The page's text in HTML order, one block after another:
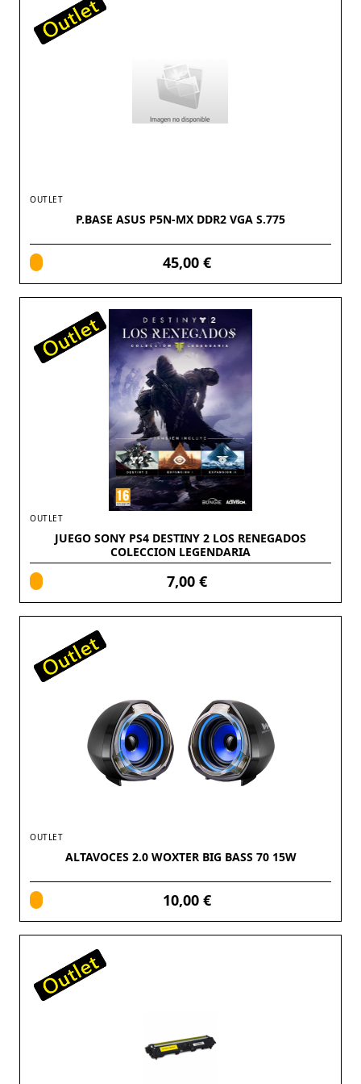
OUTLET
P.BASE ASUS P5N-MX DDR2 VGA S.775
45,00 €
OUTLET
JUEGO SONY PS4 DESTINY 2 LOS RENEGADOS
COLECCION LEGENDARIA
7,00 €
OUTLET
ALTAVOCES 2.0 WOXTER BIG BASS 70 15W
10,00 €